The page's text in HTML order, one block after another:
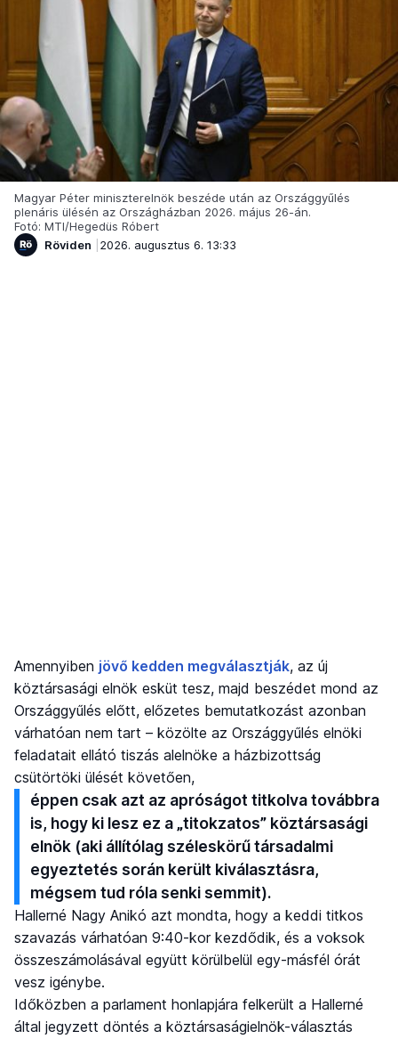
Magyar Péter miniszterelnök beszéde után az Országgyűlés
plenáris ülésén az Országházban 2026. május 26-án.
Fotó: MTI/Hegedüs Róbert
Röviden
2026. augusztus 6. 13:33
Amennyiben jövő kedden megválasztják, az új
köztársasági elnök esküt tesz, majd beszédet mond az
Országgyűlés előtt, előzetes bemutatkozást azonban
várhatóan nem tart – közölte az Országgyűlés elnöki
feladatait ellátó tiszás alelnöke a házbizottság
csütörtöki ülését követően,
éppen csak azt az apróságot titkolva továbbra
is, hogy ki lesz ez a „titokzatos” köztársasági
elnök (aki állítólag széleskörű társadalmi
egyeztetés során került kiválasztásra,
mégsem tud róla senki semmit).
Hallerné Nagy Anikó azt mondta, hogy a keddi titkos
szavazás várhatóan 9:40-kor kezdődik, és a voksok
összeszámolásával együtt körülbelül egy-másfél órát
vesz igénybe.
Időközben a parlament honlapjára felkerült a Hallerné
által jegyzett döntés a köztársaságielnök-választás